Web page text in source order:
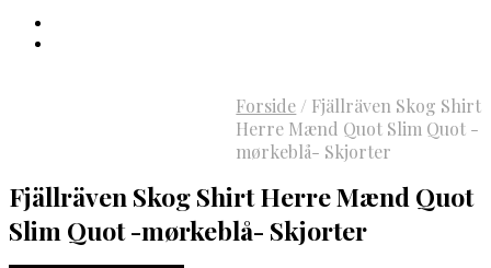
Forside / Fjällräven Skog Shirt
Herre Mænd Quot Slim Quot -
mørkeblå- Skjorter
Fjällräven Skog Shirt Herre Mænd Quot
Slim Quot -mørkeblå- Skjorter